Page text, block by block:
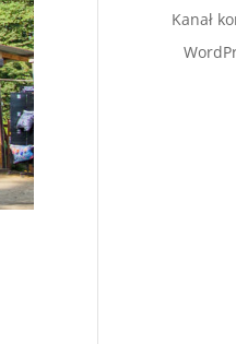
Kanał